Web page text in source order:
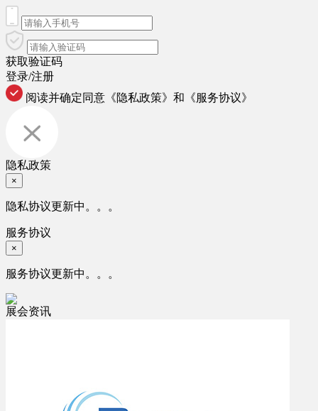
获取验证码
登录/注册
阅读并确定同意 《隐私政策》 和 《服务协议》
隐私政策
×
隐私协议更新中。。。
服务协议
×
服务协议更新中。。。
展会资讯